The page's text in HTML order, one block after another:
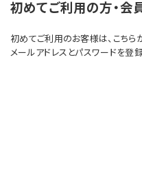
初めてご利用の方・会
初めてご利用のお客様は、こちら
メールアドレスとパスワードを登